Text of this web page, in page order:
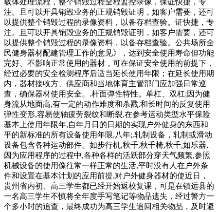
载体处理流程，整个销毁过程全程监控录像，保证快捷，专
注。且可以开具销毁业务的正规销毁证明，如客户需要，还可
以提供整个销毁过程的录像资料，以备存档查验。证快捷，专
注。且可以开具销毁业务的正规销毁证明，如客户需要，还可
以提供整个销毁过程的录像资料，以备存档查验。公共场所全
民健身器材配建管理工作的意见》，达到安全使用寿命但功能
完好、不影响正常使用的器材，可在保证安全使用的前提下，
经过必要的安全检测程序后适当延长使用年限；在延长使用期
内，器材接收方、供应商和当地体育主管部门应加强日常巡
查，确保器材使用安全。.杆面弹性特性。单杠、双杠;因为健
身流从地面高,有一定的动作难度和杀戮,和长时间的反复使用
弹性变形,容易使轴疲劳裂纹和断裂,在参考运动类型水平保险
基本上使用年限年,自年月日的日期的实现户外健身的东西和
平的新标准的所有设备使用年限,八年;.轧制设备，轧制或滑动
设备包含各种运动部件。如步行机,秋千,秋千椅,秋千,如乐器,
因为应用程序的过程中,各种各样的活跃部分穿天气频繁,参照
机械设备的使用像往常一样正常的生活,平时没有人在户外条
件和设置在基本计划的应用前提,对户外健身器材的使近日，
贵州省内初、高三学生都已经开始返校复课，可是在镇远县的
一名高三学生不慎将全年度手写笔记等物品遗失，经过警方一
个多小时的追查，最终成功为高三学生追回相关物品，及时避